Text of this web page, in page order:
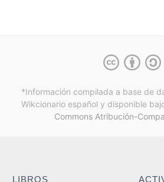
*Información compilada a base de
Wikcionario español y disponible
Commons Atribución-
LIBROS